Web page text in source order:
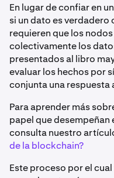
En lugar de confiar en
si un dato es
requieren que los
colectivamente los
presentados al libro
evaluar los hechos por
conjunta una respuesta
Para aprender más
papel que desempeñan
consulta nuestro
de la blockchain?
Este proceso por el